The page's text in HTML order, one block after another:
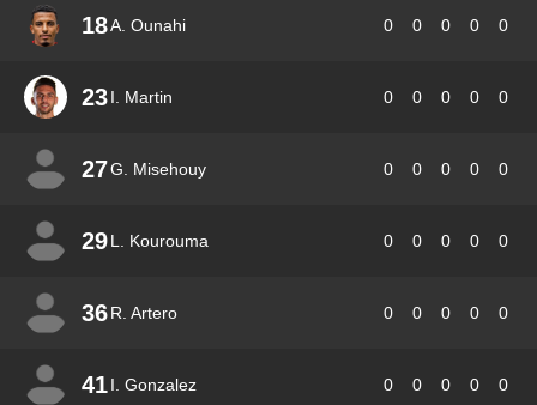
18A. Ounahi 0 0 0 0 0
23I. Martin 0 0 0 0 0
27G. Misehouy 0 0 0 0 0
29L. Kourouma 0 0 0 0 0
36R. Artero 0 0 0 0 0
41I. Gonzalez 0 0 0 0 0